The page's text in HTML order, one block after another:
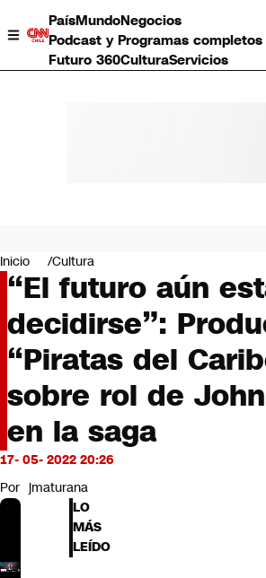
PaísMundoNegocios
Podcast y Programas completos
Futuro 360CulturaServicios
Negocios
Deportes
Programas completos
Cultura
Servicios
Bits
CNN tiempo
Futuro 360
Opinión
Inicio Cultura
“El futuro aún
decidirse”:
“Piratas del
sobre rol de
en la saga
17- 05- 2022 20:26
Por jmaturana
LO
MÁS
LEÍDO